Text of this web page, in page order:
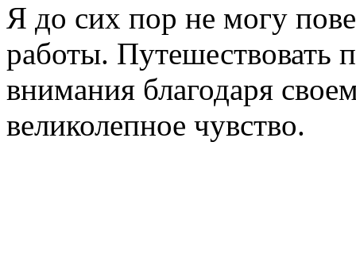
Я до сих пор не могу
работы. Путешествовать
внимания благодаря
великолепное чувство.